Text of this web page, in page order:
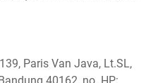
Paris Van Java, Lt.SL,